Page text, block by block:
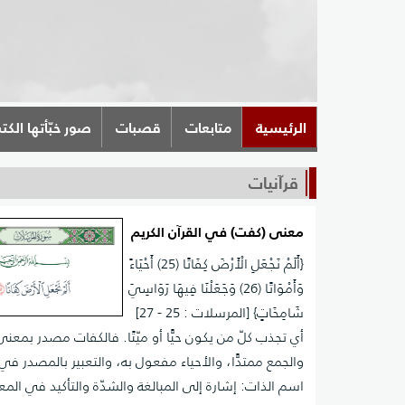
الرئيسية متابعات قصبات صور خبّأتها
قرآنيات
معنى (كفت) في القرآن الكريم
{أَلَمْ نَجْعَلِ الْأَرْضَ كِفَاتًا (25) أَحْيَاءً
وَأَمْوَاتًا (26) وَجَعَلْنَا فِيهَا رَوَاسِيَ
شَامِخَاتٍ} [المرسلات : 25 - 27]
أي تجذب كلّ من يكون حيًّا أو ميّتًا. فالكفات مصدر
والجمع ممتدًّا، والأحياء مفعول به، والتعبير بالمصدر
اسم الذات: إشارة إلى المبالغة والشدّة والتأكيد في